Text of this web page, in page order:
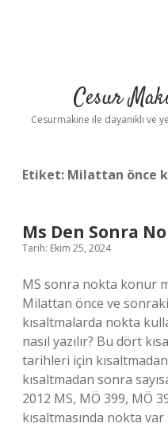
Cesur
Cesurmakine ile dayanıklı ve
Etiket: Milattan önce
Ms Den Sonra
Tarih: Ekim 25, 2024
MS sonra nokta konur
Milattan önce ve
kısaltmalarda nokta
nasıl yazılır? Bu dört
tarihleri ​​için
kısaltmadan sonra
2012 MS, MÖ 399, MÖ
kısaltmasında nokta